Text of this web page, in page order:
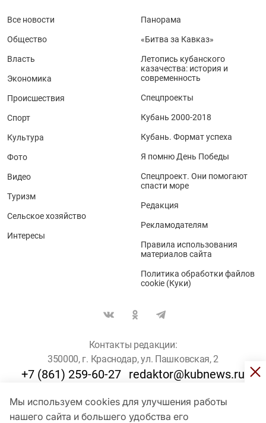
Мы используем cookies для улучшения работы
нашего сайта и большего удобства его
Все новости
Общество
Власть
Экономика
Происшествия
Спорт
Культура
Фото
Видео
Туризм
Сельское хозяйство
Интересы
Панорама
«Битва за Кавказ»
Летопись кубанского
казачества: история и
современность
Спецпроекты
Кубань 2000-2018
Кубань. Формат успеха
Я помню День Победы
Спецпроект. Они помогают
спасти море
Редакция
Рекламодателям
Правила использования
материалов сайта
Политика обработки файлов
cookie (Куки)
Контакты редакции:
350000, г. Краснодар, ул. Пашковская, 2
+7 (861) 259-60-27 redaktor@kubnews.ru
Для пользователей старше 16 лет